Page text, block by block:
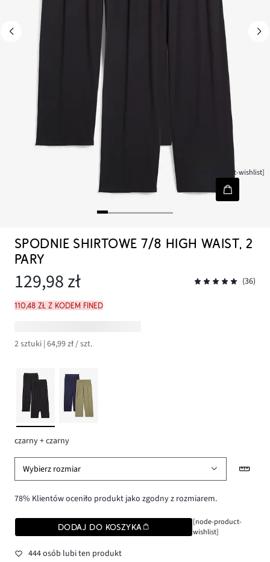
[node-product-wishlist]
SPODNIE SHIRTOWE 7/8 HIGH WAIST, 2
PARY
129,98 zł (36)
110,48 zł z kodem FINED
2 sztuki | 64,99 zł / szt.
czarny + czarny
Wybierz rozmiar
78% Klientów oceniło produkt jako zgodny z rozmiarem.
DODAJ DO KOSZYKA
[node-product-
wishlist]
444 osób lubi ten produkt